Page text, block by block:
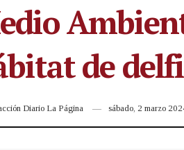
de
Diario La Página sábado, 2 marzo